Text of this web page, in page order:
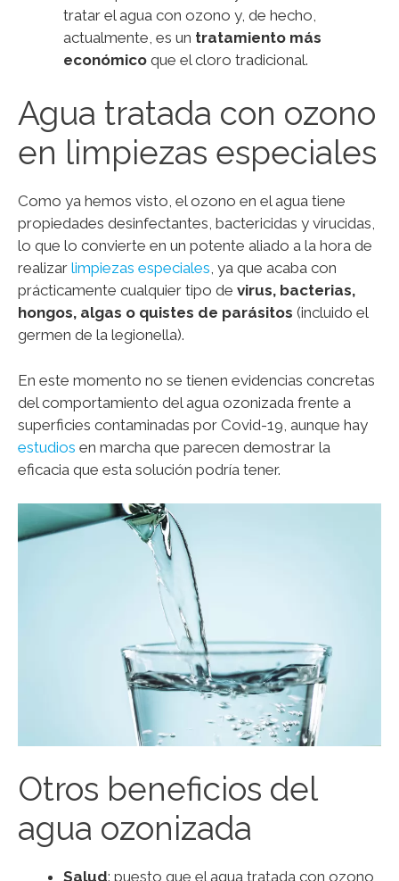
tratar el agua con ozono y, de hecho,
actualmente, es un tratamiento más
económico que el cloro tradicional.
Agua tratada con ozono
en limpiezas especiales
Como ya hemos visto, el ozono en el agua tiene
propiedades desinfectantes, bactericidas y virucidas,
lo que lo convierte en un potente aliado a la hora de
realizar limpiezas especiales, ya que acaba con
prácticamente cualquier tipo de virus, bacterias,
hongos, algas o quistes de parásitos (incluido el
germen de la legionella).
En este momento no se tienen evidencias concretas
del comportamiento del agua ozonizada frente a
superficies contaminadas por Covid-19, aunque hay
estudios en marcha que parecen demostrar la
eficacia que esta solución podría tener.
Otros beneficios del
agua ozonizada
Salud: puesto que el agua tratada con ozono